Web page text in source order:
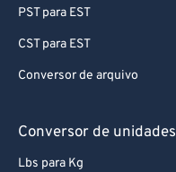
PST para EST
CST para EST
Conversor de arquivo
Conversor de unidades
Lbs para Kg